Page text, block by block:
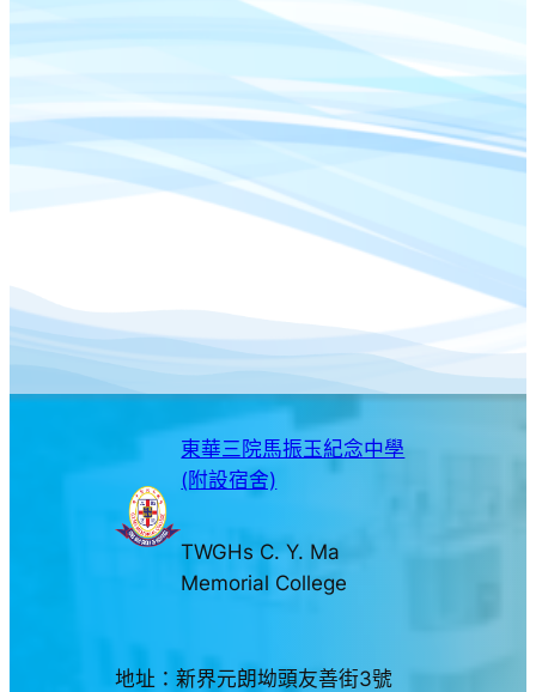
東華三院馬振玉紀念中學
(附設宿舍)
TWGHs C. Y. Ma
Memorial College
地址：新界元朗坳頭友善街3號